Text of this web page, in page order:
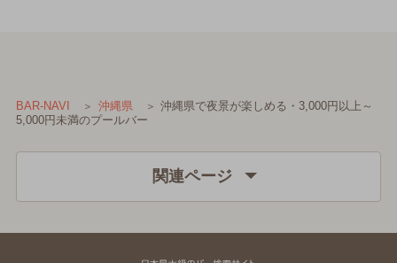
BAR-NAVI 沖縄県
沖縄県で夜景が楽しめる・3,000円以上～
5,000円未満のプールバー
関連ページ